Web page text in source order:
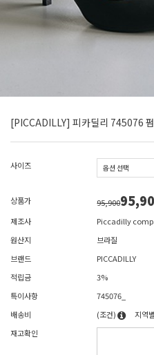
[PICCADILLY] 피카딜리 745076
사이즈
상품가 95,900
제조사
Piccadilly
원산지
브라질
브랜드
PICCADILLY
적립금
3%
특이사항
745076_
배송비
(조건)
지역별
재고확인